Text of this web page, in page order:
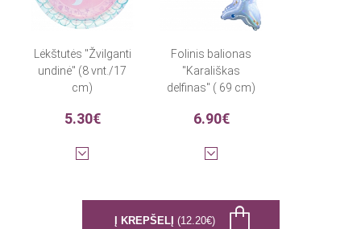
Lėkštutės "Žvilganti
undinė" (8 vnt./17
cm)
5.30€
Folinis balionas
"Karališkas
delfinas" ( 69 cm)
6.90€
Į KREPŠELĮ (12.20€)